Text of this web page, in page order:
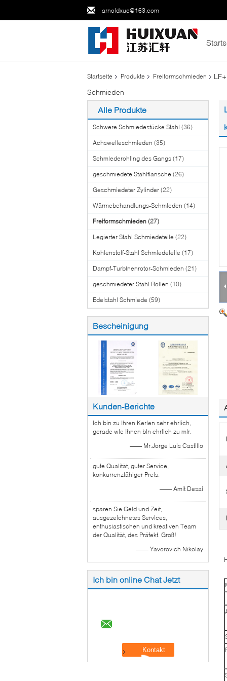
arnoldxue@163.com
Startseite Produkte Freiformschmieden
Schmieden
Alle Produkte
Schwere Schmiedestücke Stahl (36)
Achswelleschmieden (35)
Schmiederohling des Gangs (17)
geschmiedete Stahlflansche (26)
Geschmiedeter Zylinder (22)
Wärmebehandlungs-Schmieden (14)
Freiformschmieden (27)
Legierter Stahl Schmiedeteile (22)
Kohlenstoff-Stahl Schmiedeteile (17)
Dampf-Turbinenrotor-Schmieden (21)
geschmiedeter Stahl Rollen (10)
Edelstahl Schmiede (59)
Bescheinigung
Kunden-Berichte
Ich bin zu Ihren Kerlen sehr ehrlich,
gerade wie Ihnen bin ehrlich zu mir.
—— Mr.Jorge Luis Castillo
gute Qualität, guter Service,
konkurrenzfähiger Preis.
—— Amit Desai
sparen Sie Geld und Zeit,
ausgezeichnetes Services,
enthusiastischen und kreativen Team
der Qualität, des Präfekt. Groß!
—— Yavorovich Nikolay
Ich bin online Chat Jetzt